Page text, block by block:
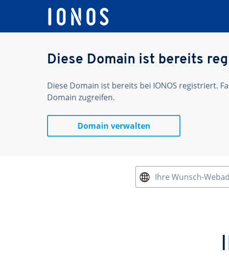
Diese Domain ist bereits
Diese Domain ist bereits bei IONOS registriert.
Domain zugreifen.
Domain verwalten
Ihre Wunsch-